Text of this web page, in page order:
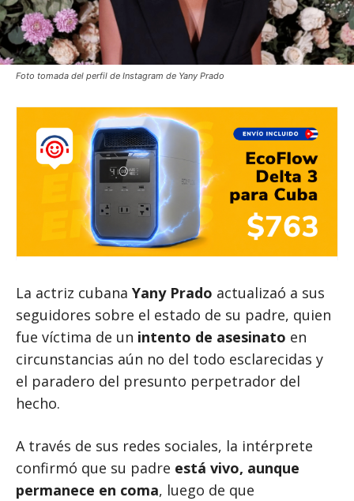
Foto tomada del perfil de Instagram de Yany Prado
La actriz cubana Yany Prado actualizaó a sus
seguidores sobre el estado de su padre, quien
fue víctima de un intento de asesinato en
circunstancias aún no del todo esclarecidas y
el paradero del presunto perpetrador del
hecho.
A través de sus redes sociales, la intérprete
confirmó que su padre está vivo, aunque
permanece en coma, luego de que